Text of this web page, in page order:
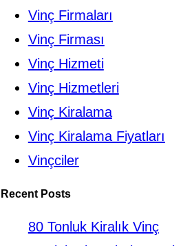
Vinç Firmaları
Vinç Firması
Vinç Hizmeti
Vinç Hizmetleri
Vinç Kiralama
Vinç Kiralama Fiyatları
Vinçciler
Recent Posts
80 Tonluk Kiralık Vinç